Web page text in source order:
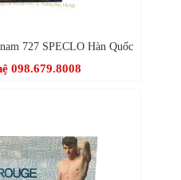
727 SPECLO Hàn Quốc
098.679.8008